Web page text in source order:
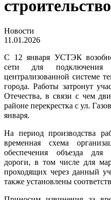
Новости
11.01.2026
С 12 января УСТЭК
сети для
централизованной системе
города. Работы затронут
Отечества, в связи с чем
районе перекрестка с ул.
января.
На период производства
временная схема
обеспечения объезда для
дороги, в том числе для
проходящих через данный
также установлены